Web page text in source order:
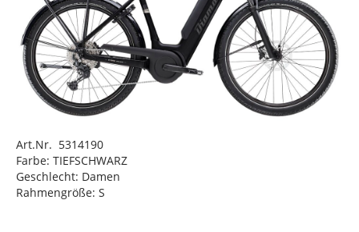
Art.Nr. 5314190
Farbe: TIEFSCHWARZ
Geschlecht: Damen
Rahmengröße: S